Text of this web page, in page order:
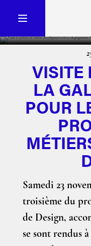
VISITE
LA
POUR
Samedi 23
troisième du
de Design,
se sont rendus